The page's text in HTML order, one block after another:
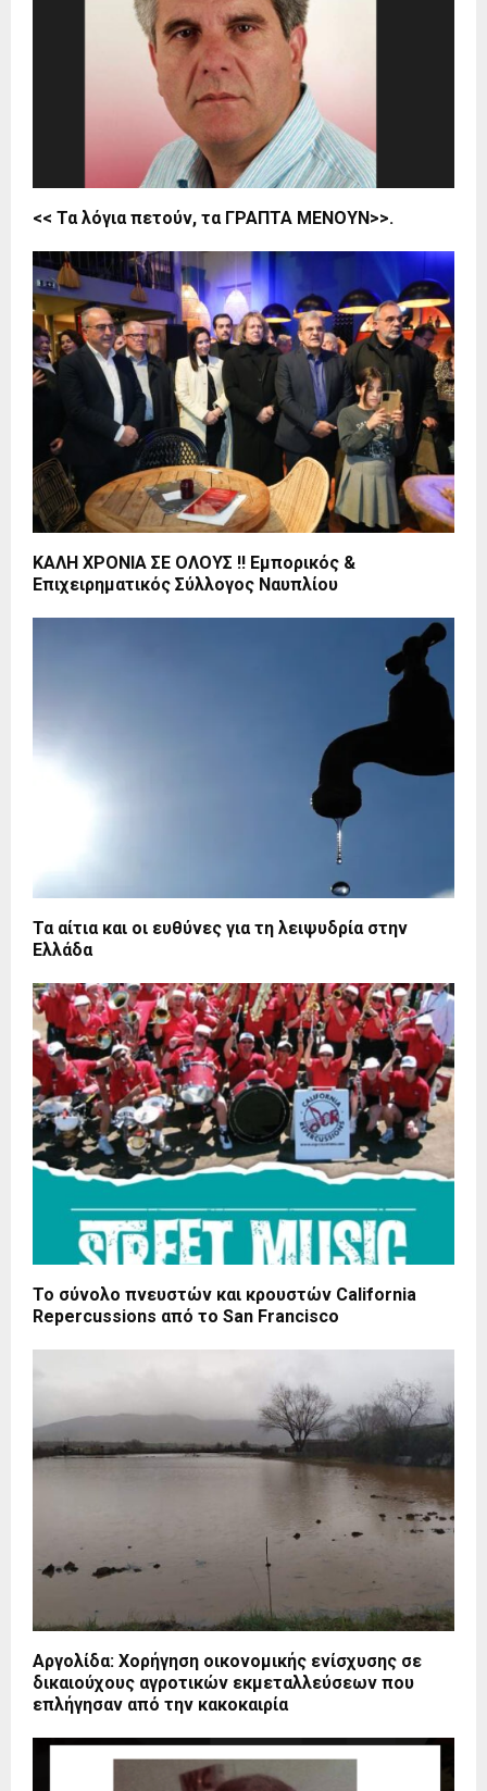
<< Τα λόγια πετούν, τα ΓΡΑΠΤΑ ΜΕΝΟΥΝ>>.
ΚΑΛΗ ΧΡΟΝΙΑ ΣΕ ΟΛΟΥΣ !! Εμπορικός &
Επιχειρηματικός Σύλλογος Ναυπλίου
Τα αίτια και οι ευθύνες για τη λειψυδρία στην
Ελλάδα
Το σύνολο πνευστών και κρουστών California
Repercussions από το San Francisco
Αργολίδα: Χορήγηση οικονομικής ενίσχυσης σε
δικαιούχους αγροτικών εκμεταλλεύσεων που
επλήγησαν από την κακοκαιρία